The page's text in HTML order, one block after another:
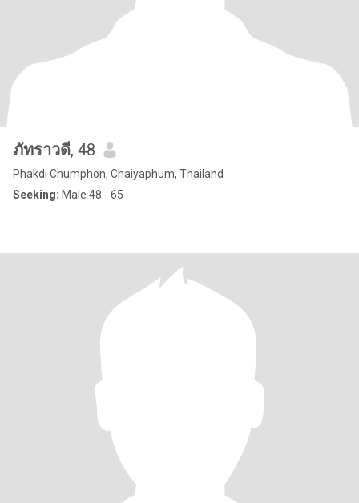
ภัทราวดี, 48
Phakdi Chumphon, Chaiyaphum, Thailand
Seeking: Male 48 - 65